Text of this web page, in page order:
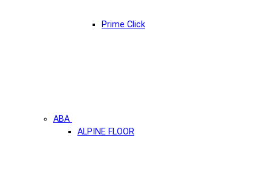
Prime Click
ABA
ALPINE FLOOR